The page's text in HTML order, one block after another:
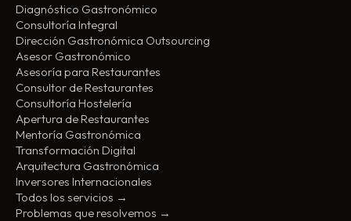
Diagnóstico Gastronómico
Consultoría Integral
Dirección Gastronómica Outsourcing
Asesor Gastronómico
Asesoría para Restaurantes
Consultor de Restaurantes
Consultoría Hostelería
Apertura de Restaurantes
Mentoría Gastronómica
Transformación Digital
Arquitectura Gastronómica
Inversores Internacionales
Todos los servicios →
Problemas que resolvemos →